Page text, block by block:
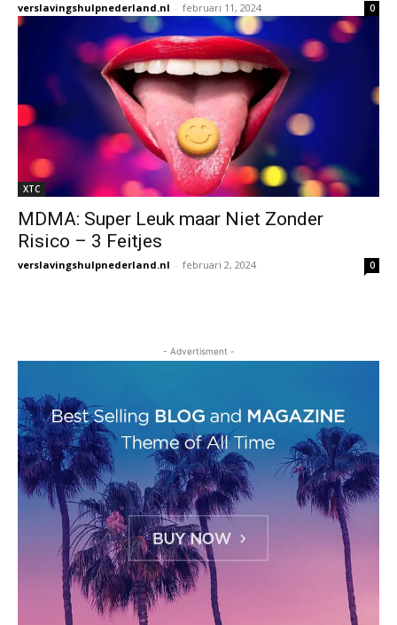
verslavingshulpnederland.nl - februari 11, 2024 0
XTC
MDMA: Super Leuk maar Niet Zonder
Risico – 3 Feitjes
verslavingshulpnederland.nl - februari 2, 2024 0
- Advertisment -